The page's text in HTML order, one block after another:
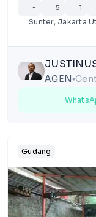
- 5 1
Sunter, Jakarta
AGEN lens
Gudang